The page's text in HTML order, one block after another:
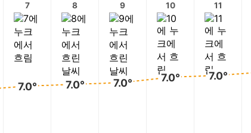
7
7.0°
8
7.0°
9
7.0°
10
7.0°
11
7.0°